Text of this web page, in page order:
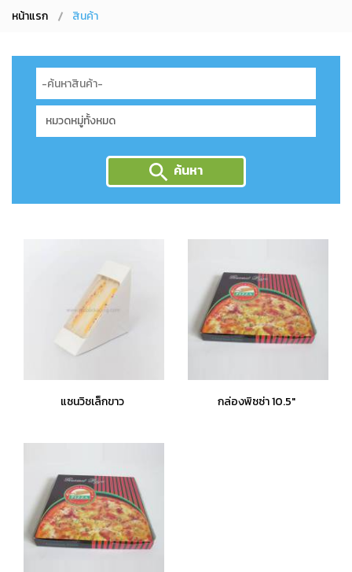
หน้าแรก สินค้า
ค้นหา
แซนวิชเล็กขาว กล่องพิซซ่า 10.5"